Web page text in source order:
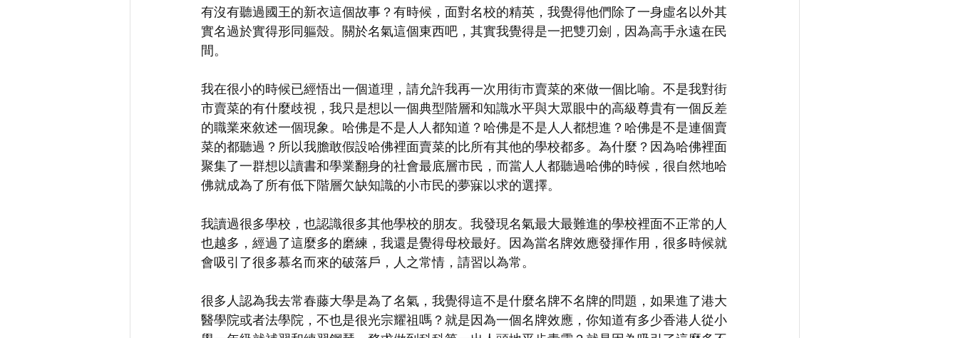
有沒有聽過國王的新衣這個故事？有時候，面對名校的精英，我覺得他們除了一身虛名以外其
實名過於實得形同軀殼。關於名氣這個東西吧，其實我覺得是一把雙刃劍，因為高手永遠在民
間。
我在很小的時候已經悟出一個道理，請允許我再一次用街市賣菜的來做一個比喻。不是我對街
市賣菜的有什麼歧視，我只是想以一個典型階層和知識水平與大眾眼中的高級尊貴有一個反差
的職業來敘述一個現象。哈佛是不是人人都知道？哈佛是不是人人都想進？哈佛是不是連個賣
菜的都聽過？所以我膽敢假設哈佛裡面賣菜的比所有其他的學校都多。為什麼？因為哈佛裡面
聚集了一群想以讀書和學業翻身的社會最底層市民，而當人人都聽過哈佛的時候，很自然地哈
佛就成為了所有低下階層欠缺知識的小市民的夢寐以求的選擇。
我讀過很多學校，也認識很多其他學校的朋友。我發現名氣最大最難進的學校裡面不正常的人
也越多，經過了這麼多的磨練，我還是覺得母校最好。因為當名牌效應發揮作用，很多時候就
會吸引了很多慕名而來的破落戶，人之常情，請習以為常。
很多人認為我去常春藤大學是為了名氣，我覺得這不是什麼名牌不名牌的問題，如果進了港大
醫學院或者法學院，不也是很光宗耀祖嗎？就是因為一個名牌效應，你知道有多少香港人從小